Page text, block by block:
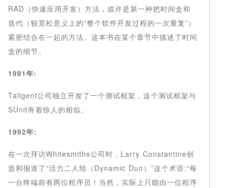
RAD（快速应用开发）方法，或许是第一种把时间盒和
迭代（较宽松意义上的“整个软件开发过程的一次重复”）
紧密结合在一起的方法。这本书在某个章节中描述了时间
盒的细节。
1991年:
Taligent公司独立开发了一个测试框架，这个测试框架与
SUnit有着惊人的相似。
1992年:
在一次拜访Whitesmiths公司时，Larry Constantine创
造和报道了“活力二人组（Dynamic Duo）”这个术语:“每
一台终端前有两位程序员！当然，实际上只能由一位程序